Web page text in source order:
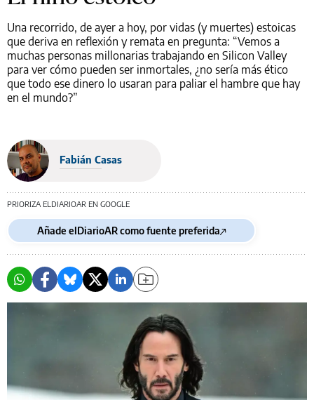
Una recorrido, de ayer a hoy, por vidas (y muertes) estoicas
que deriva en reflexión y remata en pregunta: “Vemos a
muchas personas millonarias trabajando en Silicon Valley
para ver cómo pueden ser inmortales, ¿no sería más ético
que todo ese dinero lo usaran para paliar el hambre que hay
en el mundo?”
Fabián Casas
PRIORIZA ELDIARIOAR EN GOOGLE
Añade elDiarioAR como fuente preferida